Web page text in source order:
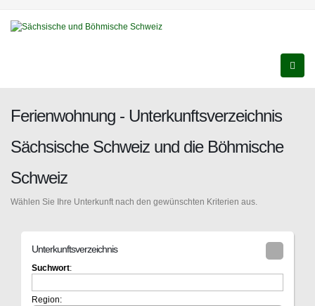
Ferienwohnung - Unterkunftsverzeichnis
Sächsische Schweiz und die Böhmische
Schweiz
Wählen Sie Ihre Unterkunft nach den gewünschten Kriterien aus.
Unterkunftsverzeichnis
Suchwort:
Region: